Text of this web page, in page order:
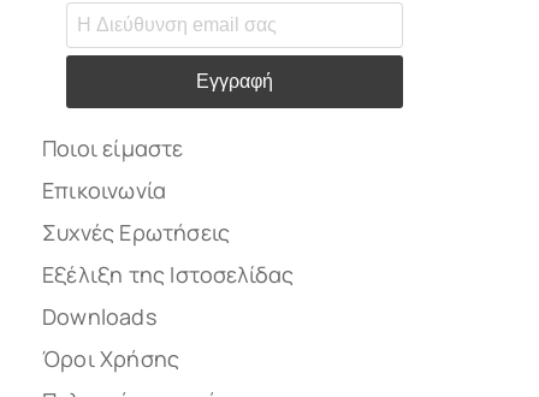
Εγγραφή
Ποιοι είμαστε
Επικοινωνία
Συχνές Ερωτήσεις
Εξέλιξη της Ιστοσελίδας
Downloads
Όροι Χρήσης